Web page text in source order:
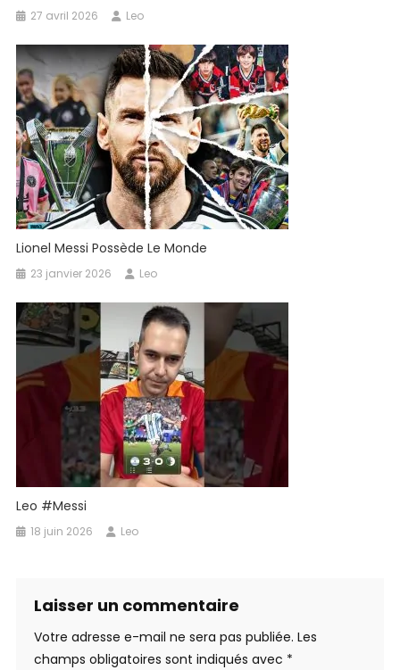
27 avril 2026 Leo
Lionel Messi Possède Le Monde
23 janvier 2026 Leo
Leo #Messi
18 juin 2026 Leo
Laisser un commentaire
Votre adresse e-mail ne sera pas publiée. Les
champs obligatoires sont indiqués avec *